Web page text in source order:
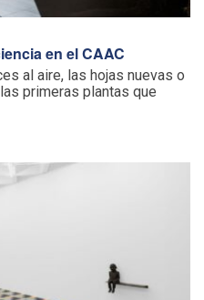
en el CAAC
al aire, las hojas nuevas o
primeras plantas que